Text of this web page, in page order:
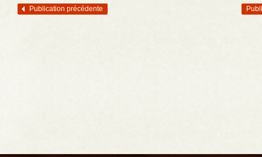
Navigation des articles
Publication précédente